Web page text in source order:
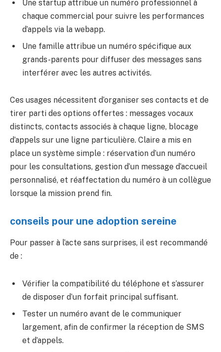
Une startup attribue un numéro professionnel à
chaque commercial pour suivre les performances
d’appels via la webapp.
Une famille attribue un numéro spécifique aux
grands-parents pour diffuser des messages sans
interférer avec les autres activités.
Ces usages nécessitent d’organiser ses contacts et de
tirer parti des options offertes : messages vocaux
distincts, contacts associés à chaque ligne, blocage
d’appels sur une ligne particulière. Claire a mis en
place un système simple : réservation d’un numéro
pour les consultations, gestion d’un message d’accueil
personnalisé, et réaffectation du numéro à un collègue
lorsque la mission prend fin.
conseils pour une adoption sereine
Pour passer à l’acte sans surprises, il est recommandé
de :
Vérifier la compatibilité du téléphone et s’assurer
de disposer d’un forfait principal suffisant.
Tester un numéro avant de le communiquer
largement, afin de confirmer la réception de SMS
et d’appels.